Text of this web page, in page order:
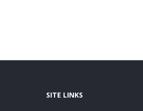
SITE LINKS